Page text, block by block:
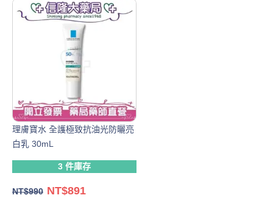
理膚寶水 全護極致抗油光防曬亮
白乳 30mL
3 件庫存
NT$990 NT$891